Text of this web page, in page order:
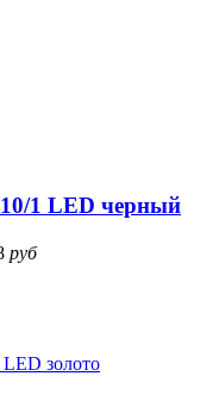
1 LED черный
руб